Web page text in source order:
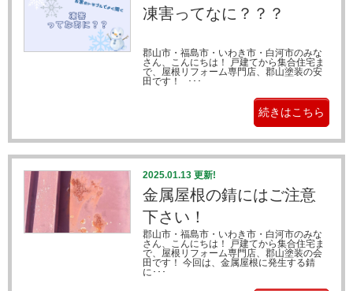
凍害ってなに？？？
郡山市・福島市・いわき市・白河市のみな
さん、こんにちは！ 戸建てから集合住宅ま
で、屋根リフォーム専門店、郡山塗装の安
田です！ ･･･
続きはこちら
2025.01.13 更新!
金属屋根の錆にはご注意
下さい！
郡山市・福島市・いわき市・白河市のみな
さん、こんにちは！ 戸建てから集合住宅ま
で、屋根リフォーム専門店、郡山塗装の会
田です！ 今回は、金属屋根に発生する錆
に･･･